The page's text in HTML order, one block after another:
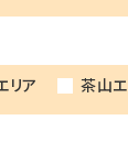
リア 茶山